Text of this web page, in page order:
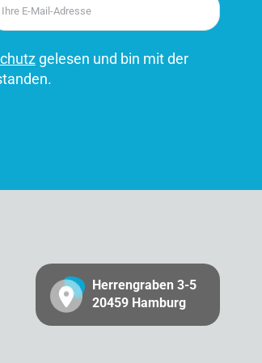
gelesen und bin mit der
Herrengraben 3-5
20459 Hamburg